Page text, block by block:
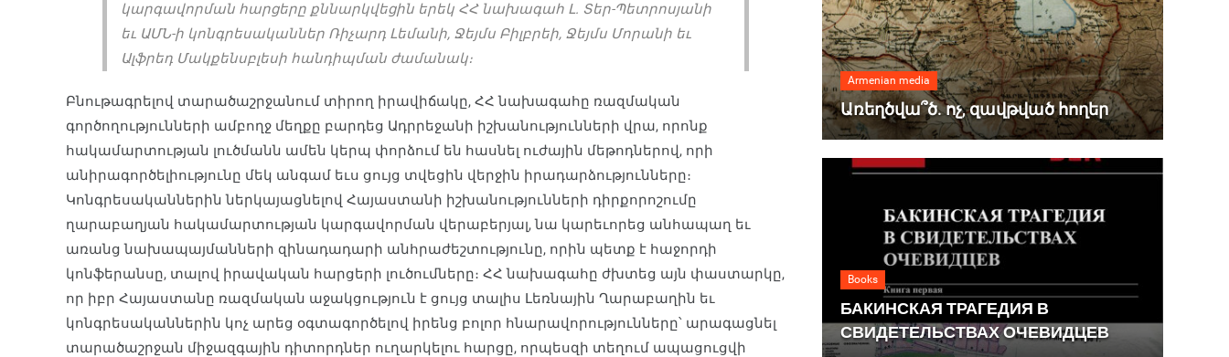
կարգավորման հարցերը քննարկվեցին երեկ ՀՀ նախագահ Լ. Տեր-Պետրոսյանի
եւ ԱՄՆ-ի կոնգրեսականներ Ռիչարդ Լեմանի, Ջեյմս Բիլբրեի, Ջեյմս Մորանի եւ
Ալֆրեդ Մակքենսբլեսի հանդիպման ժամանակ։
Բնութագրելով տարածաշրջանում տիրող իրավիճակը, ՀՀ նախագահը ռազմական
գործողությունների ամբողջ մեղքը բարդեց Ադրրեջանի իշխանությունների վրա, որոնք
հակամարտության լուծմանն ամեն կերպ փորձում են հասնել ուժային մեթոդներով, որի
անիրագործելիությունը մեկ անգամ եւս ցույց տվեցին վերջին իրադարձությունները։
Կոնգրեսականներին ներկայացնելով Հայաստանի իշխանությունների դիրքորոշումը
ղարաբաղյան հակամարտության կարգավորման վերաբերյալ, նա կարեւորեց անհապաղ եւ
առանց նախապայմանների զինադադարի անհրաժեշտությունը, որին պետք է հաջորդի
կոնֆերանսը, տալով իրավական հարցերի լուծումները։ ՀՀ նախագահը ժխտեց այն փաստարկը,
որ իբր Հայաստանը ռազմական աջակցություն է ցույց տալիս Լեռնային Ղարաբաղին եւ
կոնգրեսականներին կոչ արեց օգտագործելով իրենց բոլոր հնարավորությունները՝ արագացնել
տարածաշրջան միջազգային դիտորդներ ուղարկելու հարցը, որպեսզի տեղում ապացուցվի
Armenian media
Առեղծվա՞ծ. ոչ, զավթված հողեր
Books
БАКИНСКАЯ ТРАГЕДИЯ В
СВИДЕТЕЛЬСТВАХ ОЧЕВИДЦЕВ